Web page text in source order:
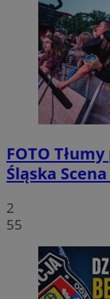
FOTO
Śląska
2
55